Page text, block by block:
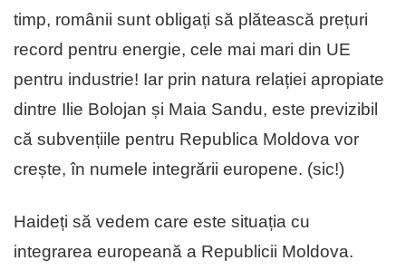
timp, românii sunt obligați să plătească prețuri
record pentru energie, cele mai mari din UE
pentru industrie! Iar prin natura relației apropiate
dintre Ilie Bolojan și Maia Sandu, este previzibil
că subvențiile pentru Republica Moldova vor
crește, în numele integrării europene. (sic!)
Haideți să vedem care este situația cu
integrarea europeană a Republicii Moldova.